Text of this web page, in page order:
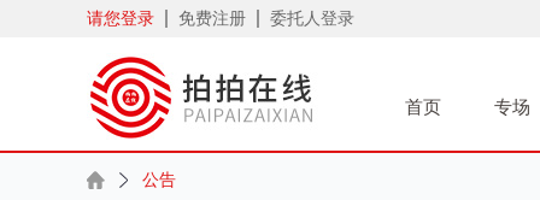
请您登录 免费注册 委托人登录
首页 专场
公告